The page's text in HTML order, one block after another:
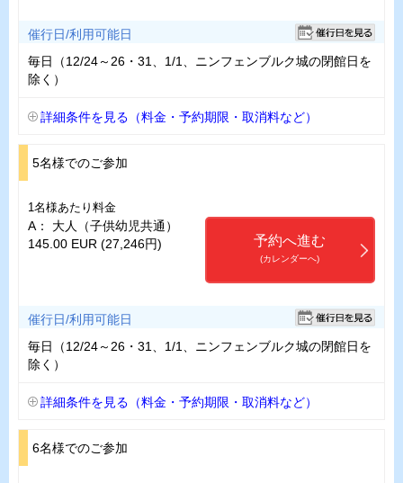
催行日/利用可能日
毎日（12/24～26・31、1/1、ニンフェンブルク城の閉館日を
除く）
詳細条件を見る（料金・予約期限・取消料など）
5名様でのご参加
1名様あたり料金
A： 大人（子供幼児共通）
145.00 EUR (27,246円)
予約へ進む
(カレンダーへ)
催行日/利用可能日
毎日（12/24～26・31、1/1、ニンフェンブルク城の閉館日を
除く）
詳細条件を見る（料金・予約期限・取消料など）
6名様でのご参加